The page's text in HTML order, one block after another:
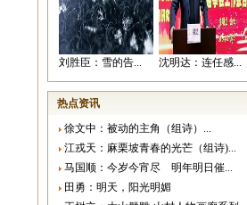
刘胜臣：雪的告... 沈明达：连任感...
热点资讯
徐文中：被动的主角（组诗）...
江戎天：麻栗坡青春的光芒（组诗)...
马国顺：今岁今宵尽 明年明日催...
田勇：明天，阳光明媚